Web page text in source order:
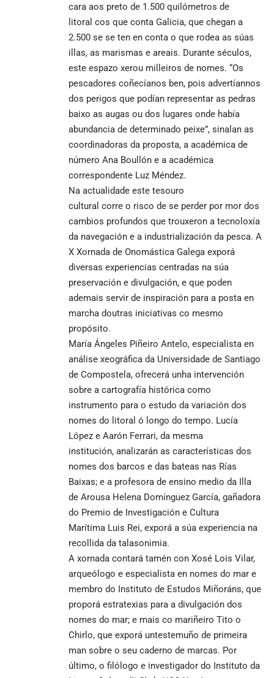
cara aos preto de 1.500 quilómetros de
litoral cos que conta Galicia, que chegan a
2.500 se se ten en conta o que rodea as súas
illas, as marismas e areais. Durante séculos,
este espazo xerou milleiros de nomes. “Os
pescadores coñecíanos ben, pois advertíannos
dos perigos que podían representar as pedras
baixo as augas ou dos lugares onde había
abundancia de determinado peixe”, sinalan as
coordinadoras da proposta, a académica de
número Ana Boullón e a académica
correspondente Luz Méndez.
Na actualidade este tesouro
cultural corre o risco de se perder por mor dos
cambios profundos que trouxeron a tecnoloxía
da navegación e a industrialización da pesca. A
X Xornada de Onomástica Galega exporá
diversas experiencias centradas na súa
preservación e divulgación, e que poden
ademais servir de inspiración para a posta en
marcha doutras iniciativas co mesmo
propósito.
María Ángeles Piñeiro Antelo, especialista en
análise xeográfica da Universidade de Santiago
de Compostela, ofrecerá unha intervención
sobre a cartografía histórica como
instrumento para o estudo da variación dos
nomes do litoral ó longo do tempo. Lucía
López e Aarón Ferrari, da mesma
institución, analizarán as características dos
nomes dos barcos e das bateas nas Rías
Baixas; e a profesora de ensino medio da Illa
de Arousa Helena Domínguez García, gañadora
do Premio de Investigación e Cultura
Marítima Luis Rei, exporá a súa experiencia na
recollida da talasonimia.
A xornada contará tamén con Xosé Lois Vilar,
arqueólogo e especialista en nomes do mar e
membro do Instituto de Estudos Miñoráns, que
proporá estratexias para a divulgación dos
nomes do mar; e mais co mariñeiro Tito o
Chirlo, que exporá untestemuño de primeira
man sobre o seu caderno de marcas. Por
último, o filólogo e investigador do Instituto da